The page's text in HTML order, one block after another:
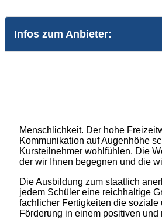
Infos zum Anbieter:
Menschlichkeit. Der hohe
Kommunikation auf Augenhöhe
Kursteilnehmer wohlfühlen. Die
der wir Ihnen begegnen und die
Die Ausbildung zum staatlich
jedem Schüler eine reichhaltige
fachlicher Fertigkeiten die
Förderung in einem positiven